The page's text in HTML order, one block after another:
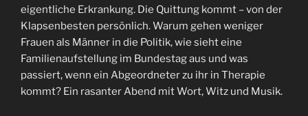
eigentliche Erkrankung. Die Quittung kommt – von der
Klapsenbesten persönlich. Warum gehen weniger
Frauen als Männer in die Politik, wie sieht eine
Familienaufstellung im Bundestag aus und was
passiert, wenn ein Abgeordneter zu ihr in Therapie
kommt? Ein rasanter Abend mit Wort, Witz und Musik.